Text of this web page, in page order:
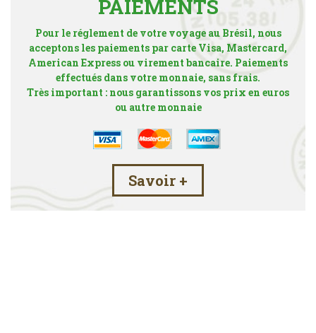
PAIEMENTS
Pour le réglement de votre voyage au Brésil, nous
acceptons les paiements par carte Visa, Mastercard,
American Express ou virement bancaire. Paiements
effectués dans votre monnaie, sans frais.
Très important : nous garantissons vos prix en euros
ou autre monnaie
Savoir +